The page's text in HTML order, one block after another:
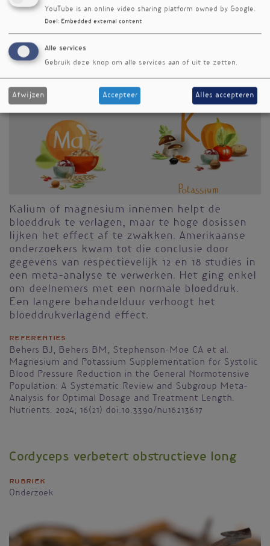
Kalium, magnesium en bloeddruk: minder
is meer?
Kalium of magnesium innemen helpt de
bloeddruk te verlagen, maar te hoge dosissen
lijken het effect af te zwakken. Amerikaanse
onderzoekers kwam tot die conclusie door
gegevens van respectievelijk 12 en 18 studies in
een meta-analyse te verwerken. Het ging enkel
om deelnemers met een normale bloeddruk.
Een langere behandelduur verhoogt het
bloeddrukverlagend effect.
Referenties
Behers BJ, Behers BM, Stephenson-Moe CA et al.
Magnesium and Potassium Supplementation for Systolic
Blood Pressure Reduction in the General Normotensive
Population: A Systematic Review and Subgroup Meta-
Analysis for Optimal Dosage and Treatment Length.
Nutrients. 2024; 16(21) doi:10.3390/nu16213617
Cordyceps verbetert obstructieve long
Rubriek
Onderzoek
YouTube is an online video sharing platform owned by Google.
Doel : Embedded external content
Alle services
Gebruik deze knop om alle services aan of uit te zetten.
Afwijzen Accepteer Alles accepteren